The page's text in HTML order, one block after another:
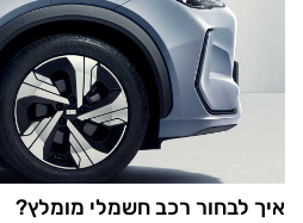
איך לבחור רכב חשמלי מומלץ?